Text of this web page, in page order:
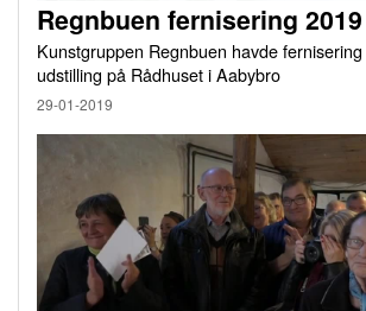
Regnbuen fernisering 2019
Kunstgruppen Regnbuen havde
udstilling på Rådhuset i Aabybro
29-01-2019